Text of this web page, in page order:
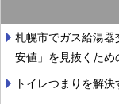
札幌市でガス給湯
安値」を見抜くため
トイレつまりを解